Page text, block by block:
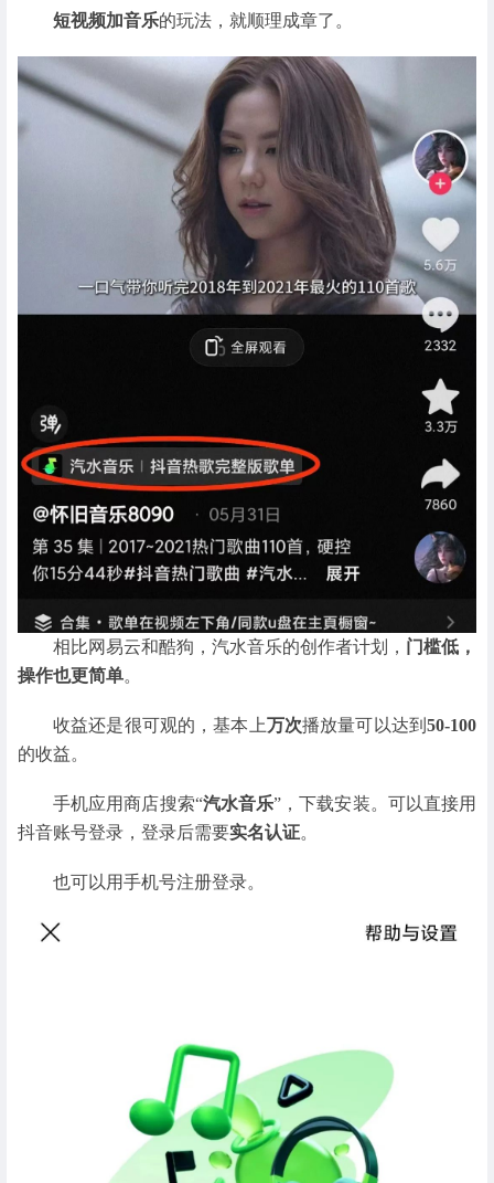
短视频加音乐的玩法，就顺理成章了。
相比网易云和酷狗，汽水音乐的创作者计划， 门槛低，
操作也更简单。
收益还是很可观的，基本上万次播放量可以达到50-100
的收益。
手机应用商店搜索“汽水音乐”，下载安装。可以直接用
抖音账号登录，登录后需要实名认证。
也可以用手机号注册登录。